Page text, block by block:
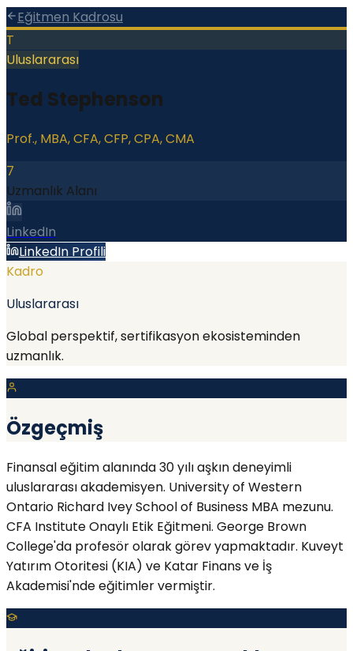
Eğitmen Kadrosu
T
Uluslararası
Ted Stephenson
Prof., MBA, CFA, CFP, CPA, CMA
7
Uzmanlık Alanı
LinkedIn
LinkedIn Profili
Kadro
Uluslararası
Global perspektif, sertifikasyon ekosisteminden
uzmanlık.
Özgeçmiş
Finansal eğitim alanında 30 yılı aşkın deneyimli
uluslararası akademisyen. University of Western
Ontario Richard Ivey School of Business MBA mezunu.
CFA Institute Onaylı Etik Eğitmeni. George Brown
College'da profesör olarak görev yapmaktadır. Kuveyt
Yatırım Otoritesi (KIA) ve Katar Finans ve İş
Akademisi'nde eğitimler vermiştir.